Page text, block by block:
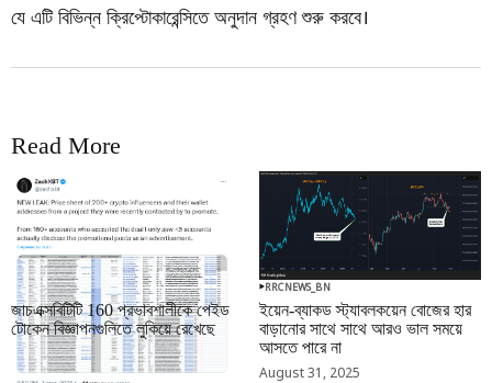
যে এটি বিভিন্ন ক্রিপ্টোকারেন্সিতে অনুদান গ্রহণ শুরু করবে।
Read More
RRCNEWS_BN
জাচএক্সবিটিটি 160 প্রভাবশালীকে পেইড
টোকেন বিজ্ঞাপনগুলিতে লুকিয়ে রেখেছে
September 01, 2025
RRCNEWS_BN
ইয়েন-ব্যাকড স্ট্যাবলকয়েন বোজের হার
বাড়ানোর সাথে সাথে আরও ভাল সময়ে
আসতে পারে না
August 31, 2025